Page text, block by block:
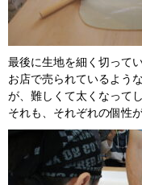
最後に生地を細く切ってい
お店で売られているよう
が、難しくて太くなって
それも、それぞれの個性